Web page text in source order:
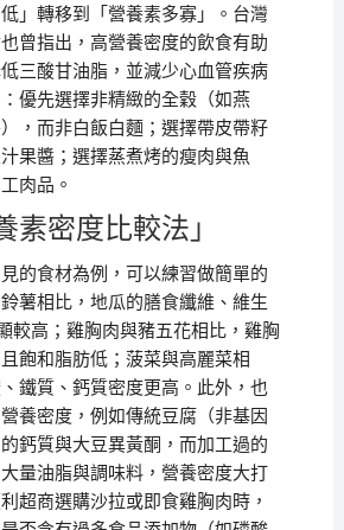
」轉移到「營養素多寡」。台灣
曾指出，高營養密度的飲食有助
三酸甘油脂，並減少心血管疾病
優先選擇非精緻的全穀（如燕
，而非白飯白麵；選擇帶皮帶籽
果醬；選擇蒸煮烤的瘦肉與魚
肉品。
素密度比較法」
的食材為例，可以練習做簡單的
薯相比，地瓜的膳食纖維、維生
較高；雞胸肉與豬五花相比，雞胸
飽和脂肪低；菠菜與高麗菜相
鐵質、鈣質密度更高。此外，也
養密度，例如傳統豆腐（非基因
鈣質與大豆異黃酮，而加工過的
量油脂與調味料，營養密度大打
超商選購沙拉或即食雞胸肉時，